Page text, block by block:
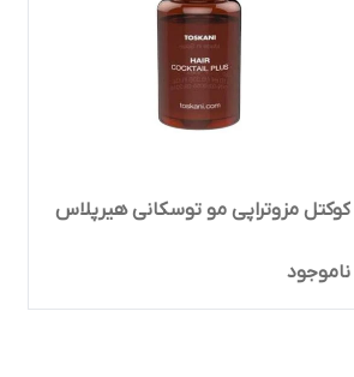
کوکتل مزوتراپی مو توسکانی هیرپلاس
ناموجود